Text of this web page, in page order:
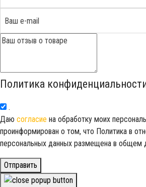
Политика
.
Даю согласие на обработку моих
проинформирован о том, что Политика в
персональных данных размещена в общем
Отправить